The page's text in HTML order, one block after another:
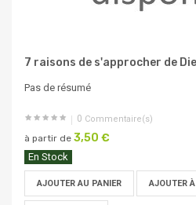
7 raisons de s'approcher de
Pas de résumé
0 Commentaire(s)
à partir de 3,50 €
En Stock
AJOUTER AU PANIER AJOUTER